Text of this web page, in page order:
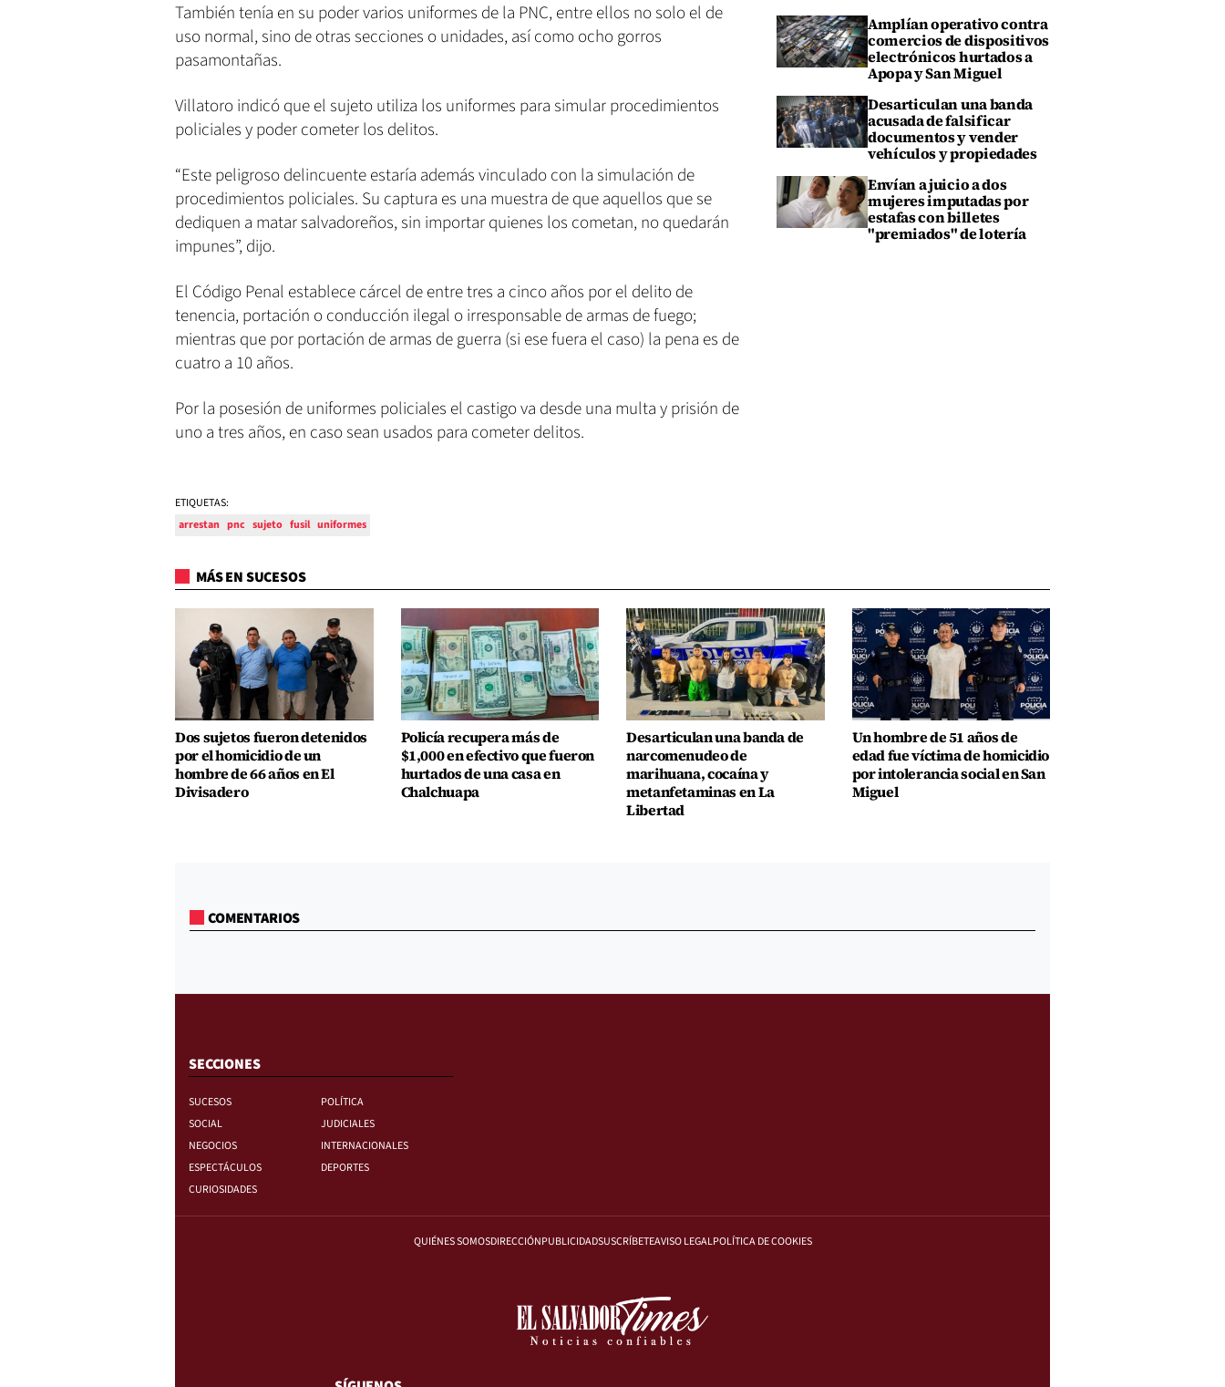
También tenía en su poder varios uniformes de la PNC, entre ellos no solo el de
uso normal, sino de otras secciones o unidades, así como ocho gorros
pasamontañas.
Villatoro indicó que el sujeto utiliza los uniformes para simular procedimientos
policiales y poder cometer los delitos.
“Este peligroso delincuente estaría además vinculado con la simulación de
procedimientos policiales. Su captura es una muestra de que aquellos que se
dediquen a matar salvadoreños, sin importar quienes los cometan, no quedarán
impunes”, dijo.
El Código Penal establece cárcel de entre tres a cinco años por el delito de
tenencia, portación o conducción ilegal o irresponsable de armas de fuego;
mientras que por portación de armas de guerra (si ese fuera el caso) la pena es de
cuatro a 10 años.
Por la posesión de uniformes policiales el castigo va desde una multa y prisión de
uno a tres años, en caso sean usados para cometer delitos.
ETIQUETAS:
arrestan pnc sujeto fusil uniformes
Amplían operativo contra
comercios de dispositivos
electrónicos hurtados a
Apopa y San Miguel
Desarticulan una banda
acusada de falsificar
documentos y vender
vehículos y propiedades
Envían a juicio a dos
mujeres imputadas por
estafas con billetes
"premiados" de lotería
MÁS EN SUCESOS
Dos sujetos fueron detenidos
por el homicidio de un
hombre de 66 años en El
Divisadero
Policía recupera más de
$1,000 en efectivo que fueron
hurtados de una casa en
Chalchuapa
Desarticulan una banda de
narcomenudeo de
marihuana, cocaína y
metanfetaminas en La
Libertad
Un hombre de 51 años de
edad fue víctima de homicidio
por intolerancia social en San
Miguel
COMENTARIOS
SECCIONES
SUCESOS
POLÍTICA
SOCIAL
JUDICIALES
NEGOCIOS
INTERNACIONALES
ESPECTÁCULOS
DEPORTES
CURIOSIDADES
QUIÉNES SOMOSDIRECCIÓNPUBLICIDADSUSCRÍBETEAVISO LEGALPOLÍTICA DE COOKIES